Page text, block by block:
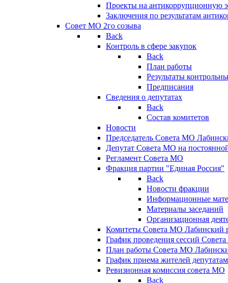
Проекты на антикоррупционную
Заключения по результатам
Совет МО 2го созыва
Back
Контроль в сфере закупок
Back
План работы
Результаты
Предписания
Сведения о депутатах
Back
Состав комитетов
Новости
Председатель Совета МО
Депутат Совета МО на
Регламент Совета МО
Фракция партии "Единая Россия"
Back
Новости фракции
Информационные
Материалы заседаний
Организационная
Комитеты Совета МО Лабинский
График проведения сессий
План работы Совета МО
График приема жителей
Ревизионная комиссия совета МО
Back